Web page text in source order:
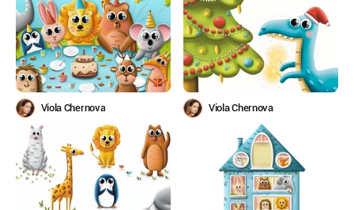
Viola Chernova Viola Chernova